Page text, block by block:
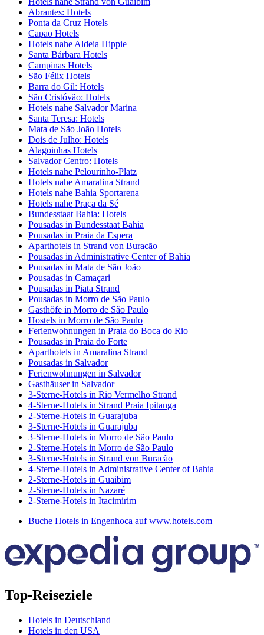
Abrantes: Hotels
Ponta da Cruz Hotels
Capao Hotels
Hotels nahe Aldeia Hippie
Santa Bárbara Hotels
Campinas Hotels
São Félix Hotels
Barra do Gil: Hotels
São Cristóvão: Hotels
Hotels nahe Salvador Marina
Santa Teresa: Hotels
Mata de São João Hotels
Dois de Julho: Hotels
Alagoinhas Hotels
Salvador Centro: Hotels
Hotels nahe Pelourinho-Platz
Hotels nahe Amaralina Strand
Hotels nahe Bahia Sportarena
Hotels nahe Praça da Sé
Bundesstaat Bahia: Hotels
Pousadas in Bundesstaat Bahia
Pousadas in Praia da Espera
Aparthotels in Strand von Buracão
Pousadas in Administrative Center of Bahia
Pousadas in Mata de São João
Pousadas in Camaçari
Pousadas in Piata Strand
Pousadas in Morro de São Paulo
Gasthöfe in Morro de São Paulo
Hostels in Morro de São Paulo
Ferienwohnungen in Praia do Boca do Rio
Pousadas in Praia do Forte
Aparthotels in Amaralina Strand
Pousadas in Salvador
Ferienwohnungen in Salvador
Gasthäuser in Salvador
3-Sterne-Hotels in Rio Vermelho Strand
4-Sterne-Hotels in Strand Praia Ipitanga
2-Sterne-Hotels in Guarajuba
3-Sterne-Hotels in Guarajuba
3-Sterne-Hotels in Morro de São Paulo
2-Sterne-Hotels in Morro de São Paulo
3-Sterne-Hotels in Strand von Buracão
4-Sterne-Hotels in Administrative Center of Bahia
2-Sterne-Hotels in Guaibim
2-Sterne-Hotels in Nazaré
2-Sterne-Hotels in Itacimirim
Buche Hotels in Engenhoca auf www.hoteis.com
Top-Reiseziele
Hotels in Deutschland
Hotels in den USA